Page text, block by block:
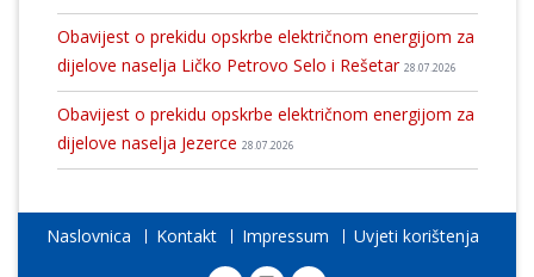
Obavijest o prekidu opskrbe električnom energijom za
dijelove naselja Ličko Petrovo Selo i Rešetar 28.07.2026
Obavijest o prekidu opskrbe električnom energijom za
dijelove naselja Jezerce 28.07.2026
Naslovnica Kontakt Impressum Uvjeti korištenja